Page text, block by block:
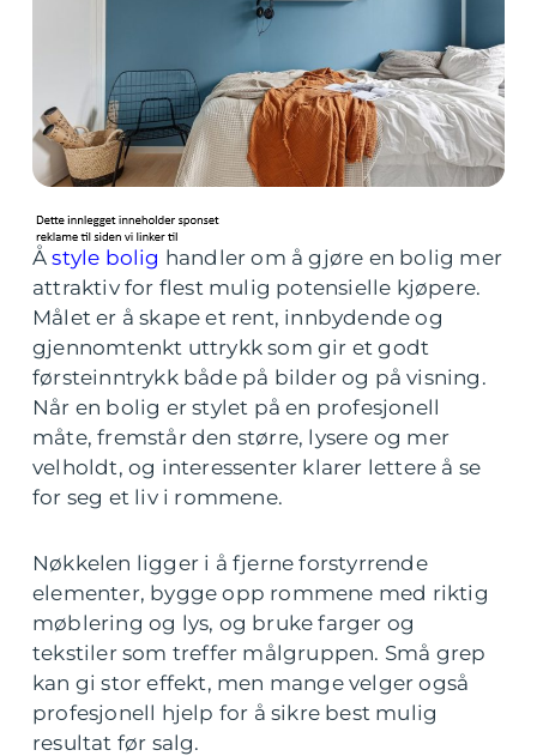
Åstyle bolig handler om å gjøre en bolig mer
attraktiv for flest mulig potensielle kjøpere.
Målet er å skape et rent, innbydende og
gjennomtenkt uttrykk som gir et godt
førsteinntrykk både på bilder og på visning.
Når en bolig er stylet på en profesjonell
måte, fremstår den større, lysere og mer
velholdt, og interessenter klarer lettere å se
for seg et liv i rommene.
Nøkkelen ligger i å fjerne forstyrrende
elementer, bygge opp rommene med riktig
møblering og lys, og bruke farger og
tekstiler som treffer målgruppen. Små grep
kan gi stor effekt, men mange velger også
profesjonell hjelp for å sikre best mulig
resultat før salg.